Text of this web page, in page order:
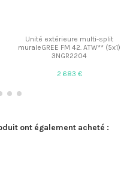
Unité extérieure multi-split
muraleGREE FM 42. ATW** (5x1)
3NGR2204
2 683 €
ont également acheté :